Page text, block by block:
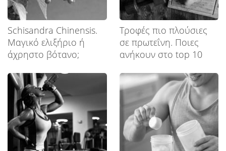
Schisandra Chinensis.
Μαγικό ελιξήριο ή
άχρηστο βότανο;
Tροφές πιο πλούσιες
σε πρωτεΐνη. Ποιες
ανήκουν στο top 10